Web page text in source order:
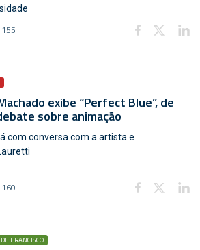
exibe “Perfect Blue”, de
sobre animação
com conversa com a artista e
FRANCISCO